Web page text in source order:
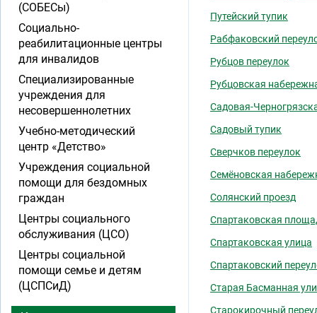
Путейский тупик
Рабфаковский
Рубцов переулок
Рубцовская
Садовая-
Садовый тупик
Сверчков переулок
Семёновская
Солянский проезд
Спартаковская
Спартаковская улица
Спартаковский
Старая Басманная
Старокирочный
(СОБЕСы)
Социально-
реабилитационные центры
для инвалидов
Специализированные
учреждения для
несовершеннолетних
Учебно-методический
центр «Детство»
Учреждения социальной
помощи для бездомных
граждан
Центры социального
обслуживания (ЦСО)
Центры социальной
помощи семье и детям
(ЦСПСиД)